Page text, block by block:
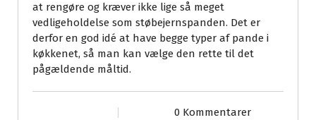
at rengøre og kræver ikke lige så meget
vedligeholdelse som støbejernspanden. Det er
derfor en god idé at have begge typer af pande i
køkkenet, så man kan vælge den rette til det
pågældende måltid.
0 Kommentarer